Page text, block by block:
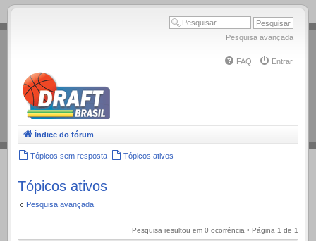
.
Pesquisa avançada
FAQ Entrar
Índice do fórum
Tópicos sem resposta Tópicos ativos
Tópicos ativos
Pesquisa avançada
Pesquisa resultou em 0 ocorrência • Página 1 de 1